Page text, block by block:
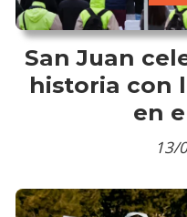
San Juan
historia con
en
13/